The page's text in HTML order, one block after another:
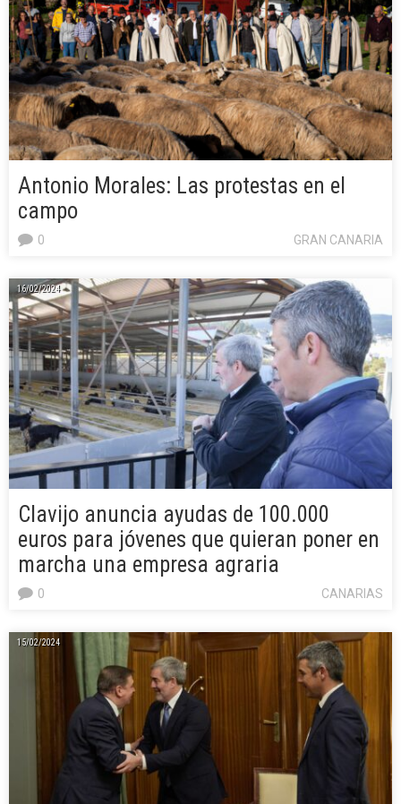
Antonio Morales: Las protestas en el
campo
GRAN CANARIA
0
16/02/2024
Clavijo anuncia ayudas de 100.000
euros para jóvenes que quieran poner en
marcha una empresa agraria
CANARIAS
0
15/02/2024